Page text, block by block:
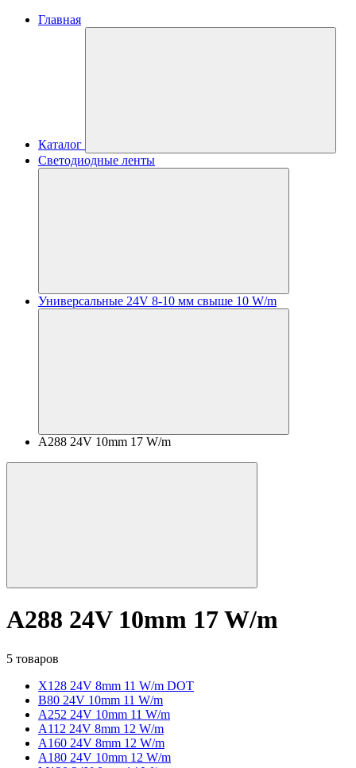
Главная
Каталог
Светодиодные ленты
Универсальные 24V 8-10 мм свыше 10 W/m
A288 24V 10mm 17 W/m
A288 24V 10mm 17 W/m
5 товаров
X128 24V 8mm 11 W/m DOT
B80 24V 10mm 11 W/m
A252 24V 10mm 11 W/m
A112 24V 8mm 12 W/m
A160 24V 8mm 12 W/m
A180 24V 10mm 12 W/m